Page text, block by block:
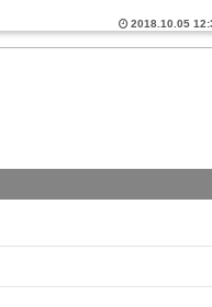
2018.10.05